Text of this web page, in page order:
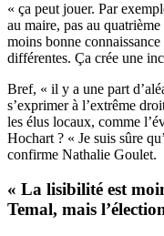
« ça peut jouer. Par
au maire, pas au
moins bonne
différentes. Ça crée une
Bref, « il y a une part
s’exprimer à l’extrême
les élus locaux, comme
Hochart ? « Je suis sûre
confirme Nathalie Goulet.
« La lisibilité est
Temal, mais